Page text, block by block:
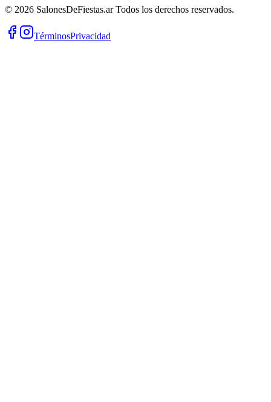
© 2026 SalonesDeFiestas.arTodos los derechos reservados.
TérminosPrivacidad